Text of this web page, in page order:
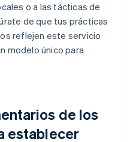
o a las tácticas de
de que tus prácticas
reflejen este servicio
modelo único para
de los
establecer